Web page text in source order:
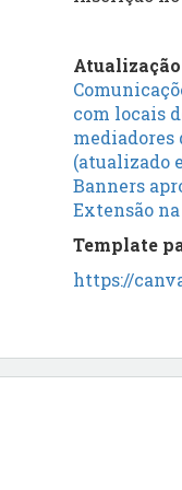
Atualização
com locais
mediadores
(atualizado
Banners
Extensão
Template
https://